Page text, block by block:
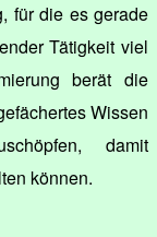
für die es gerade
Tätigkeit viel
berät die
Wissen
damit
können.